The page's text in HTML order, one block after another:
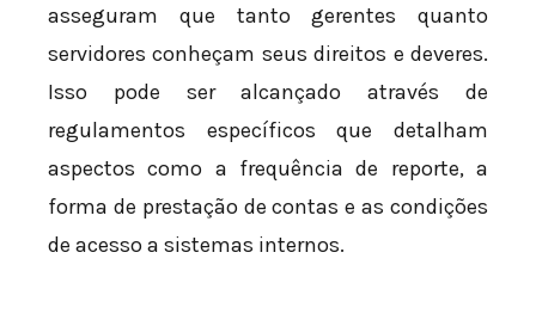
asseguram que tanto gerentes quanto
servidores conheçam seus direitos e deveres.
Isso pode ser alcançado através de
regulamentos específicos que detalham
aspectos como a frequência de reporte, a
forma de prestação de contas e as condições
de acesso a sistemas internos.